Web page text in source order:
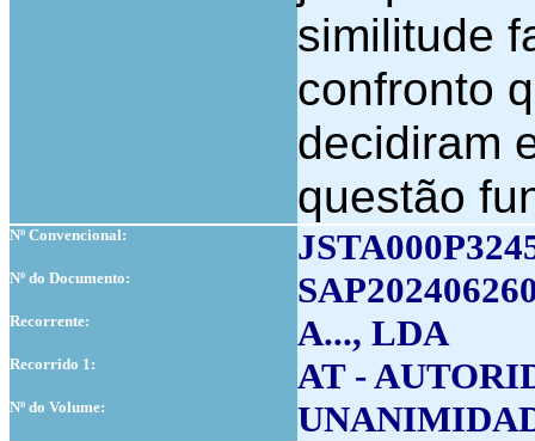
similitude
confronto
decidiram
questão
Nº Convencional:
Nº do Documento:
Recorrente: A..., LDA
Recorrido 1: AT -
Nº do Volume: